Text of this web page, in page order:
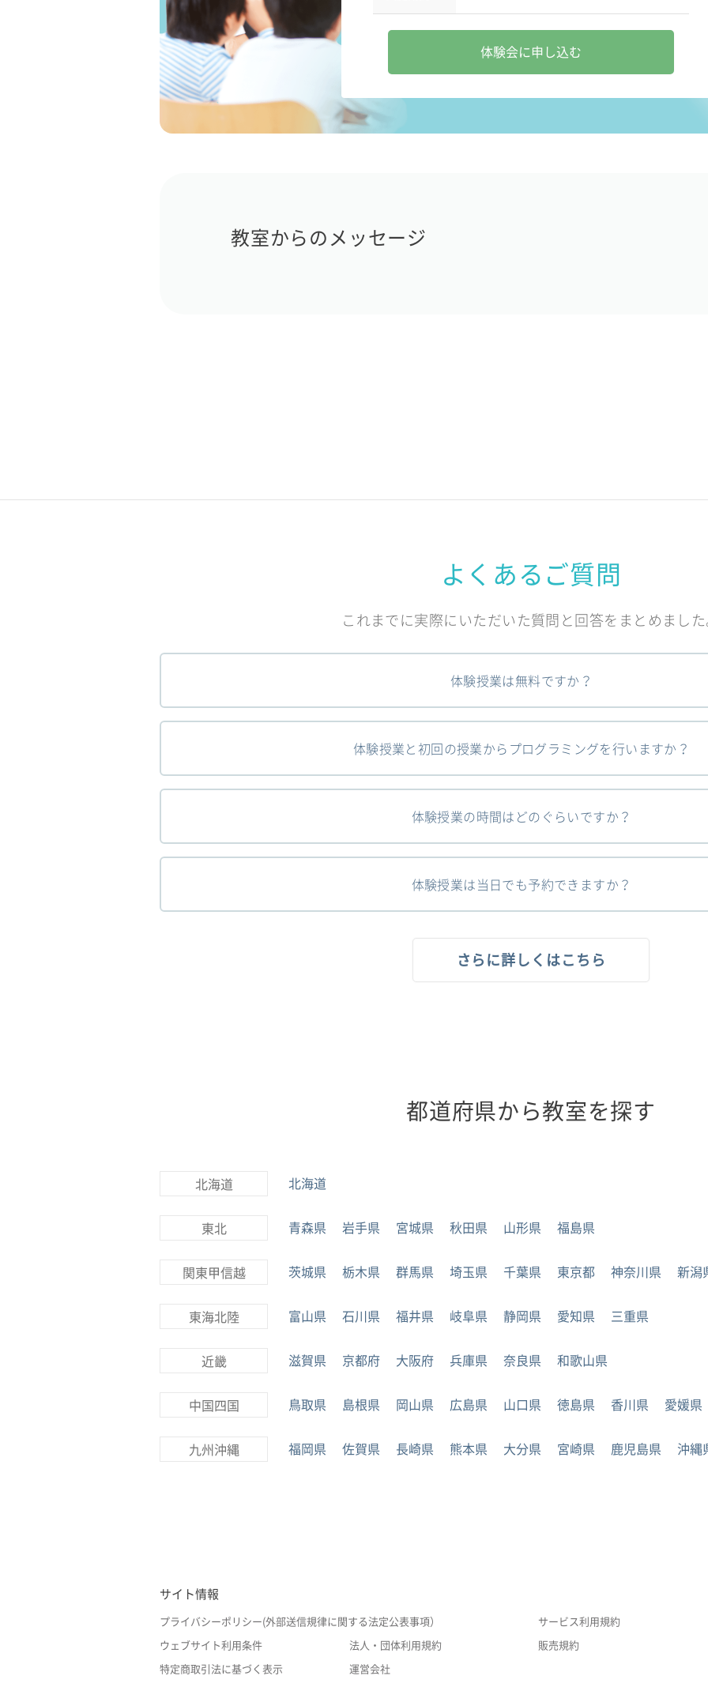
体験会に申し込む
教室からのメッセージ
よくあるご質問
これまでに実際にいただいた質問と回答をまとめまし
体験授業は無料ですか？
体験授業と初回の授業からプログラミングを行いますか？
体験授業の時間はどのぐらいですか？
体験授業は当日でも予約できますか？
さらに詳しくはこちら
都道府県から教室を探す
北海道 北海道
東北 青森県 岩手県 宮城県 秋田県 山形県 福島県
関東甲信越 茨城県 栃木県 群馬県 埼玉県 千葉県 東京都 神奈川県 新潟
東海北陸 富山県 石川県 福井県 岐阜県 静岡県 愛知県 三重県
近畿 滋賀県 京都府 大阪府 兵庫県 奈良県 和歌山県
中国四国 鳥取県 島根県 岡山県 広島県 山口県 徳島県 香川県 愛媛県
九州沖縄 福岡県 佐賀県 長崎県 熊本県 大分県 宮崎県 鹿児島県 沖縄
サイト情報
プライバシーポリシー(外部送信規律に関する法定公表事項） サービス利用規約
ウェブサイト利用条件 法人・団体利用規約 販売規約
特定商取引法に基づく表示 運営会社